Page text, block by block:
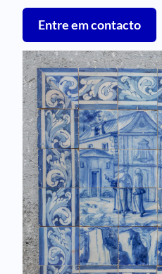
Entre em contacto